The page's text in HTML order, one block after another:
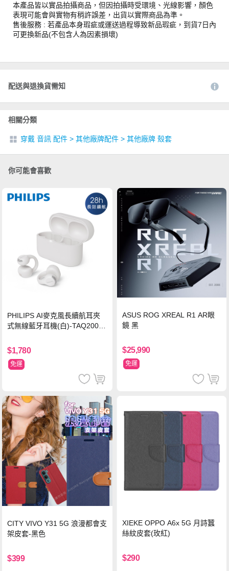
本產品皆以實品拍攝商品，但因拍攝時受環境、光線影響，顏色
表現可能會與實物有稍許誤差，出貨以實際商品為準。
售後服務 : 若產品本身瑕疵或運送過程導致新品瑕疵，到貨7日內
可更換新品(不包含人為因素損壞)
配送與退換貨需知
相關分類
穿戴 音訊 配件 > 其他廠牌配件 > 其他廠牌 殼套
你可能會喜歡
PHILIPS AI麥克風長續航耳夾
式無線藍牙耳機(白)-TAQ2000
$1,780
免運
ASUS ROG XREAL R1 AR眼
鏡 黑
$25,990
免運
CITY VIVO Y31 5G 浪漫都會支
架皮套-黑色
$399
XIEKE OPPO A6x 5G 月詩蠶
絲紋皮套(玫紅)
$290